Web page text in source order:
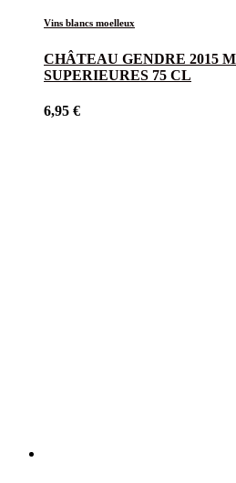
Vins blancs moelleux
CHÂTEAU GENDRE 2015
SUPERIEURES 75 CL
6,95 €